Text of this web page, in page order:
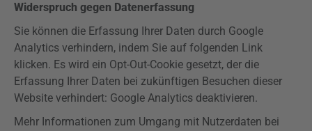
Widerspruch gegen Datenerfassung
Sie können die Erfassung Ihrer Daten durch Google
Analytics verhindern, indem Sie auf folgenden Link
klicken. Es wird ein Opt-Out-Cookie gesetzt, der die
Erfassung Ihrer Daten bei zukünftigen Besuchen dieser
Website verhindert: Google Analytics deaktivieren.
Mehr Informationen zum Umgang mit Nutzerdaten bei